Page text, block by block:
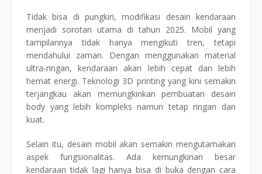
Tidak bisa di pungkiri, modifikasi desain kendaraan
menjadi sorotan utama di tahun 2025. Mobil yang
tampilannya tidak hanya mengikuti tren, tetapi
mendahului zaman. Dengan menggunakan material
ultra-ringan, kendaraan akan lebih cepat dan lebih
hemat energi. Teknologi 3D printing yang kini semakin
terjangkau akan memungkinkan pembuatan desain
body yang lebih kompleks namun tetap ringan dan
kuat.
Selain itu, desain mobil akan semakin mengutamakan
aspek fungsionalitas. Ada kemungkinan besar
kendaraan tidak lagi hanya bisa di buka dengan cara